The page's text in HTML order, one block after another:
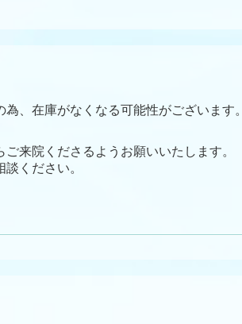
、在庫がなくなる可能性がございます。
来院くださるようお願いいたします。
ください。